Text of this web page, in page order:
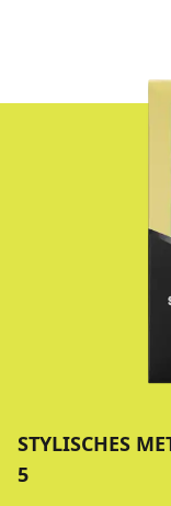
STYLISCHES
5